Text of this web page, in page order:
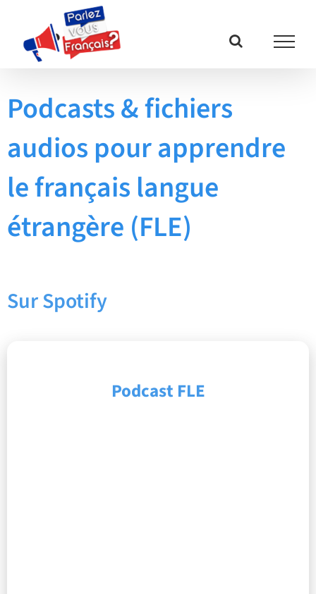
contenu
Podcasts & fichiers
audios pour apprendre
le français langue
étrangère (FLE)
Sur Spotify
Podcast FLE